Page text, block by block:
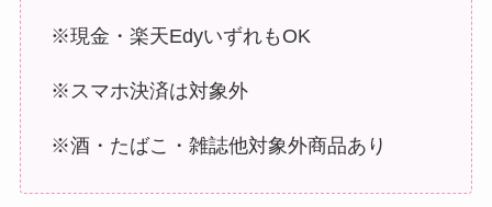
※現金・楽天EdyいずれもOK
※スマホ決済は対象外
※酒・たばこ・雑誌他対象外商品あり